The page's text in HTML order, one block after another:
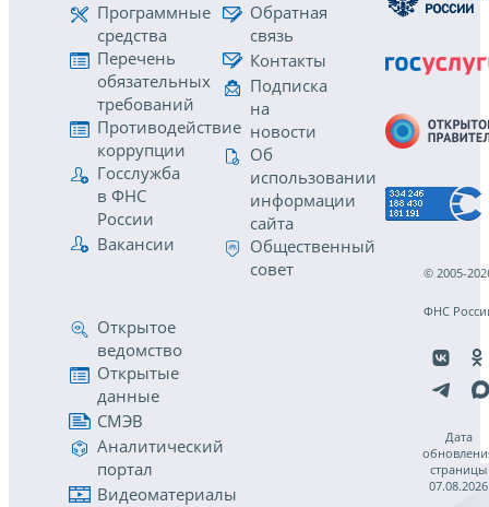
Программные
средства
Перечень
обязательных
требований
Противодействие
коррупции
Госслужба
в ФНС
России
Вакансии
Обратная
связь
Контакты
Подписка
на
новости
Об
использовании
информации
сайта
Общественный
совет
Открытое
ведомство
Открытые
данные
СМЭВ
Аналитический
портал
Видеоматериалы
© 2005-
ФНС
Дата
страницы
07.08.2026